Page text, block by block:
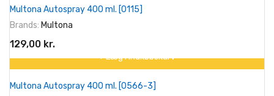
Multona Autospray 400 ml. [0115]
Brands: Multona
129,00 kr.
+ Læg I Indkøbskurv
Multona Autospray 400 ml. [0566-3]